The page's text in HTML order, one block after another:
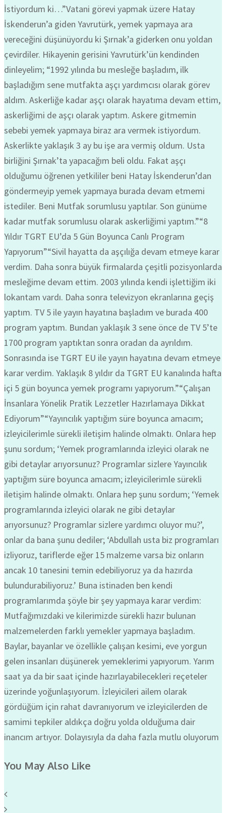
İstiyordum ki…”Vatani görevi yapmak üzere Hatay
İskenderun’a giden Yavrutürk, yemek yapmaya ara
vereceğini düşünüyordu ki Şırnak’a giderken onu yoldan
çevirdiler. Hikayenin gerisini Yavrutürk’ün kendinden
dinleyelim; “1992 yılında bu mesleğe başladım, ilk
başladığım sene mutfakta aşçı yardımcısı olarak görev
aldım. Askerliğe kadar aşçı olarak hayatıma devam ettim,
askerliğimi de aşçı olarak yaptım. Askere gitmemin
sebebi yemek yapmaya biraz ara vermek istiyordum.
Askerlikte yaklaşık 3 ay bu işe ara vermiş oldum. Usta
birliğini Şırnak’ta yapacağım beli oldu. Fakat aşçı
olduğumu öğrenen yetkililer beni Hatay İskenderun’dan
göndermeyip yemek yapmaya burada devam etmemi
istediler. Beni Mutfak sorumlusu yaptılar. Son günüme
kadar mutfak sorumlusu olarak askerliğimi yaptım.”“8
Yıldır TGRT EU’da 5 Gün Boyunca Canlı Program
Yapıyorum”“Sivil hayatta da aşçılığa devam etmeye karar
verdim. Daha sonra büyük firmalarda çeşitli pozisyonlarda
mesleğime devam ettim. 2003 yılında kendi işlettiğim iki
lokantam vardı. Daha sonra televizyon ekranlarına geçiş
yaptım. TV 5 ile yayın hayatına başladım ve burada 400
program yaptım. Bundan yaklaşık 3 sene önce de TV 5’te
1700 program yaptıktan sonra oradan da ayrıldım.
Sonrasında ise TGRT EU ile yayın hayatına devam etmeye
karar verdim. Yaklaşık 8 yıldır da TGRT EU kanalında hafta
içi 5 gün boyunca yemek programı yapıyorum.”“Çalışan
İnsanlara Yönelik Pratik Lezzetler Hazırlamaya Dikkat
Ediyorum”“Yayıncılık yaptığım süre boyunca amacım;
izleyicilerimle sürekli iletişim halinde olmaktı. Onlara hep
şunu sordum; ‘Yemek programlarında izleyici olarak ne
gibi detaylar arıyorsunuz? Programlar sizlere Yayıncılık
yaptığım süre boyunca amacım; izleyicilerimle sürekli
iletişim halinde olmaktı. Onlara hep şunu sordum; ‘Yemek
programlarında izleyici olarak ne gibi detaylar
arıyorsunuz? Programlar sizlere yardımcı oluyor mu?’,
onlar da bana şunu dediler; ‘Abdullah usta biz programları
izliyoruz, tariflerde eğer 15 malzeme varsa biz onların
ancak 10 tanesini temin edebiliyoruz ya da hazırda
bulundurabiliyoruz.’ Buna istinaden ben kendi
programlarımda şöyle bir şey yapmaya karar verdim:
Mutfağımızdaki ve kilerimizde sürekli hazır bulunan
malzemelerden farklı yemekler yapmaya başladım.
Baylar, bayanlar ve özellikle çalışan kesimi, eve yorgun
gelen insanları düşünerek yemeklerimi yapıyorum. Yarım
saat ya da bir saat içinde hazırlayabilecekleri reçeteler
üzerinde yoğunlaşıyorum. İzleyicileri ailem olarak
gördüğüm için rahat davranıyorum ve izleyicilerden de
samimi tepkiler aldıkça doğru yolda olduğuma dair
inancım artıyor. Dolayısıyla da daha fazla mutlu oluyorum
You May Also Like